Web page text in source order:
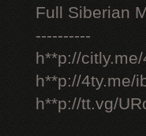
Full Siberian
----------
h**p://
h**p://4ty.me/
h**p://tt.vg/